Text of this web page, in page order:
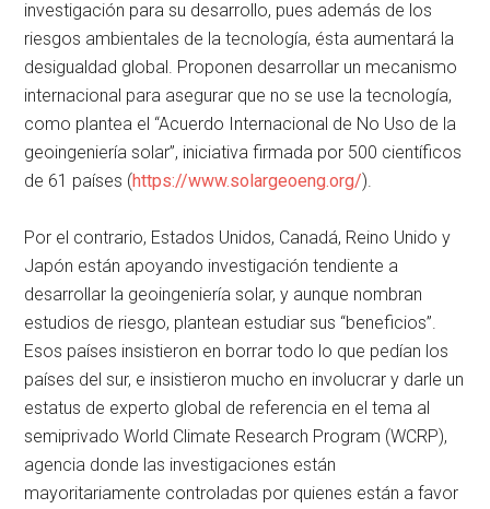
investigación para su desarrollo, pues además de los
riesgos ambientales de la tecnología, ésta aumentará la
desigualdad global. Proponen desarrollar un mecanismo
internacional para asegurar que no se use la tecnología,
como plantea el Acuerdo Internacional de No Uso de la
geoingeniería solar , iniciativa firmada por 500 científicos
de 61 países (https://www.solargeoeng.org/).
Por el contrario, Estados Unidos, Canadá, Reino Unido y
Japón están apoyando investigación tendiente a
desarrollar la geoingeniería solar, y aunque nombran
estudios de riesgo, plantean estudiar sus beneficios
Esos países insistieron en borrar todo lo que pedían los
países del sur, e insistieron mucho en involucrar y darle un
estatus de experto global de referencia en el tema al
semiprivado World Climate Research Program (WCRP),
agencia donde las investigaciones están
mayoritariamente controladas por quienes están a favor